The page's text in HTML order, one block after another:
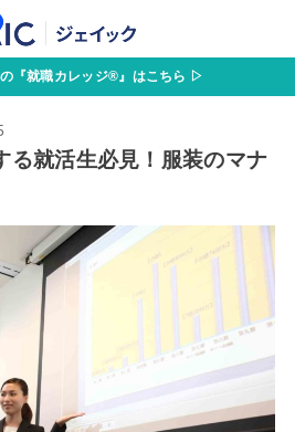
『就職カレッジ®』はこちら ▷
る就活生必見！服装のマナ